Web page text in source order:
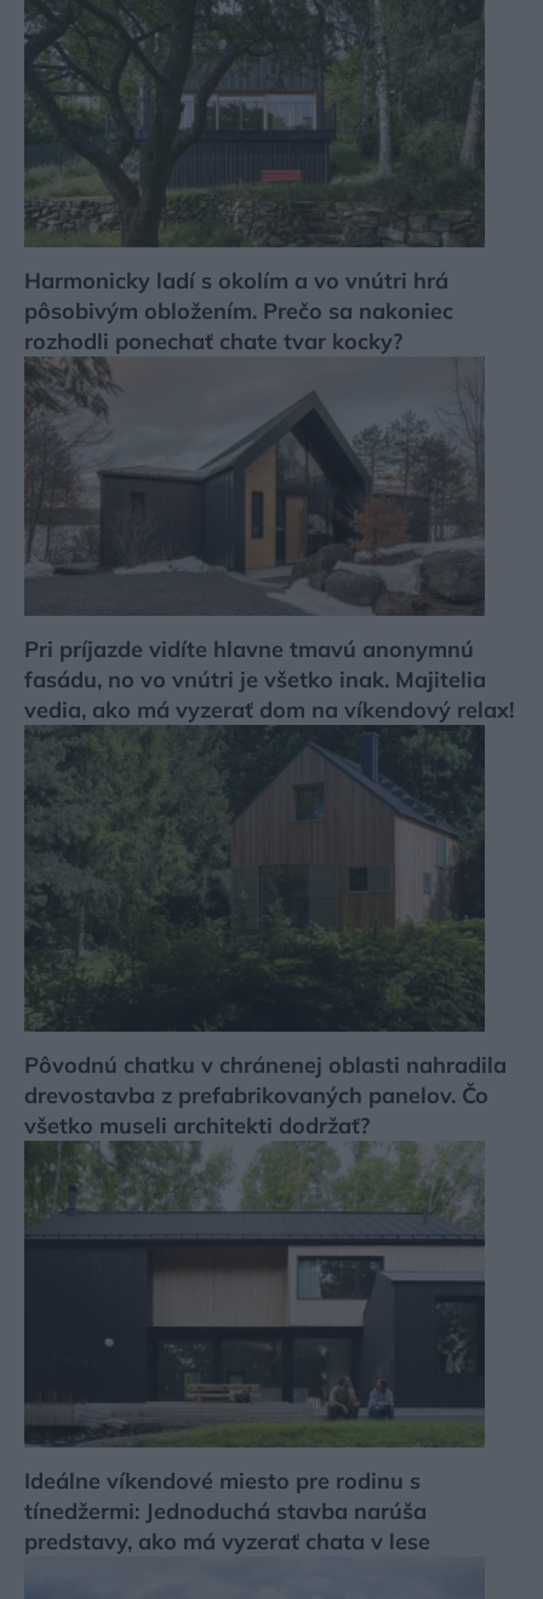
Harmonicky ladí s okolím a vo vnútri hrá
pôsobivým obložením. Prečo sa nakoniec
rozhodli ponechať chate tvar kocky?
Pri príjazde vidíte hlavne tmavú anonymnú
fasádu, no vo vnútri je všetko inak. Majitelia
vedia, ako má vyzerať dom na víkendový relax!
Pôvodnú chatku v chránenej oblasti nahradila
drevostavba z prefabrikovaných panelov. Čo
všetko museli architekti dodržať?
Ideálne víkendové miesto pre rodinu s
tínedžermi: Jednoduchá stavba narúša
predstavy, ako má vyzerať chata v lese